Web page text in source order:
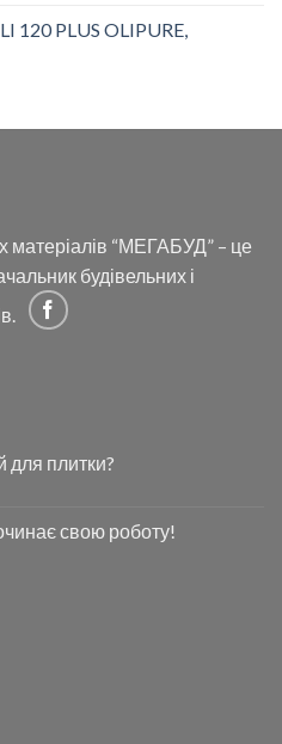
120 PLUS OLIPURE,
матеріалів “МЕГАБУД” – це
будівельних і
для плитки?
свою роботу!